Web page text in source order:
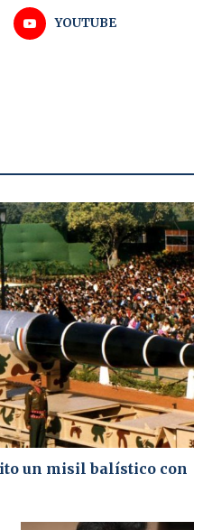
YOUTUBE
un misil balístico con